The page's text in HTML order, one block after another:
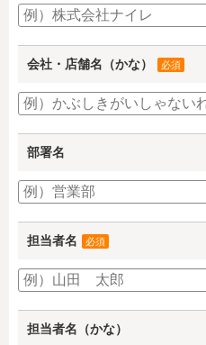
会社・店舗名（かな） 必須
部署名
担当者名 必須
担当者名（かな）